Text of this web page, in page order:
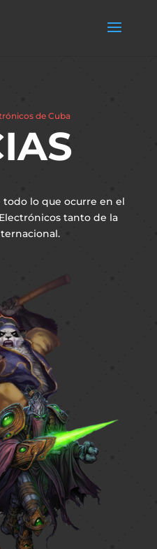
de Cuba
lo que ocurre en el
tanto de la